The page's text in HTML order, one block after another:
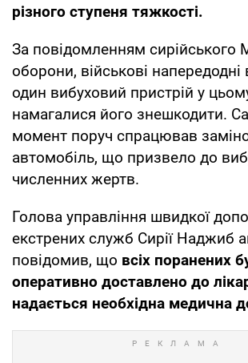
різного ступеня тяжкості.
За повідомленням сирійського
оборони, військові
один вибуховий пристрій у
намагалися його знешкодити.
момент поруч спрацював
автомобіль, що призвело до
численних жертв.
Голова управління швидкої
екстрених служб Сирії Наджиб
повідомив, що всіх поранених
оперативно доставлено до
надається необхідна медична